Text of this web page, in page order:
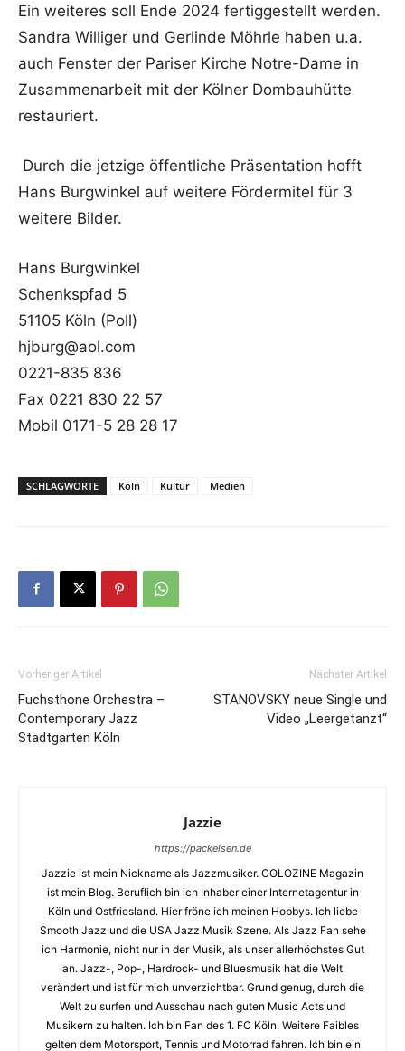
Ein weiteres soll Ende 2024 fertiggestellt werden.
Sandra Williger und Gerlinde Möhrle haben u.a.
auch Fenster der Pariser Kirche Notre-Dame in
Zusammenarbeit mit der Kölner Dombauhütte
restauriert.
Durch die jetzige öffentliche Präsentation hofft
Hans Burgwinkel auf weitere Fördermitel für 3
weitere Bilder.
Hans Burgwinkel
Schenkspfad 5
51105 Köln (Poll)
hjburg@aol.com
0221-835 836
Fax 0221 830 22 57
Mobil 0171-5 28 28 17
SCHLAGWORTE Köln Kultur Medien
Vorheriger Artikel
Fuchsthone Orchestra –
Contemporary Jazz
Stadtgarten Köln
Nächster Artikel
STANOVSKY neue Single und
Video „Leergetanzt“
Jazzie
https://packeisen.de
Jazzie ist mein Nickname als Jazzmusiker. COLOZINE Magazin
ist mein Blog. Beruflich bin ich Inhaber einer Internetagentur in
Köln und Ostfriesland. Hier fröne ich meinen Hobbys. Ich liebe
Smooth Jazz und die USA Jazz Musik Szene. Als Jazz Fan sehe
ich Harmonie, nicht nur in der Musik, als unser allerhöchstes Gut
an. Jazz-, Pop-, Hardrock- und Bluesmusik hat die Welt
verändert und ist für mich unverzichtbar. Grund genug, durch die
Welt zu surfen und Ausschau nach guten Music Acts und
Musikern zu halten. Ich bin Fan des 1. FC Köln. Weitere Faibles
gelten dem Motorsport, Tennis und Motorrad fahren. Ich bin ein